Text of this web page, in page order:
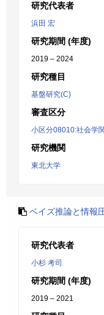
研究代表者
浜田 宏
研究期間 (年度)
2019 – 2024
研究種目
基盤研究(C)
審査区分
小区分08010:社会学
研究機関
東北大学
ベイズ推論と情報
研究代表者
小杉 考司
研究期間 (年度)
2019 – 2021